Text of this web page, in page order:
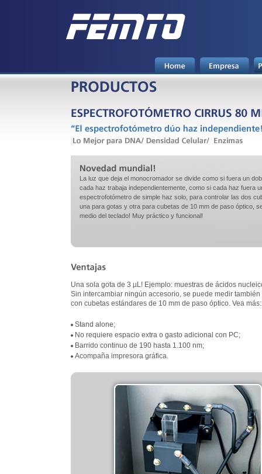
La luz que deja el monocromador se divide como si fuera un
cada haz trabaja independientemente, como si cada haz fuera
espectrofotómetro de simple haz solo, para controlar las dos
una para gotas y otra para cubetas de 10 mm de paso óptico,
medio del teclado! Muy práctico y funcional!
Una sola gota de 3 µL! Ejemplo: muestras de ácidos
Sin intercambiar ningún accesorio, se puede medir
con cubetas estándares de 10 mm de paso óptico. Vea más:
Stand alone;
No requiere espacio extra o gasto adicional con PC;
Barrido continuo de 190 hasta 1.100 nm;
Acompaña impresora gráfica.